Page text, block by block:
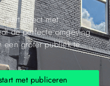
start direct met
de perfecte omgeving
een groter publiek te
met publiceren